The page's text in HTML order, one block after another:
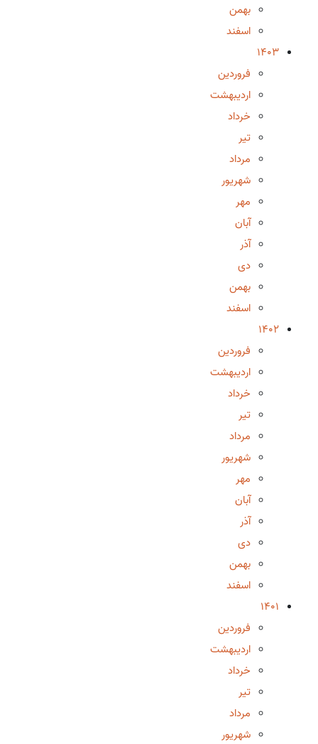
بهمن
اسفند
1403
فروردین
اردیبهشت
خرداد
تیر
مرداد
شهریور
مهر
آبان
آذر
دی
بهمن
اسفند
1402
فروردین
اردیبهشت
خرداد
تیر
مرداد
شهریور
مهر
آبان
آذر
دی
بهمن
اسفند
1401
فروردین
اردیبهشت
خرداد
تیر
مرداد
شهریور